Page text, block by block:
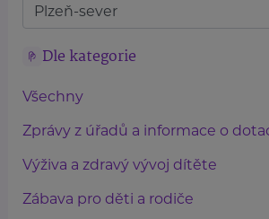
Dle kategorie
Všechny
Zprávy z úřadů a informace o
Výživa a zdravý vývoj dítěte
Zábava pro děti a rodiče